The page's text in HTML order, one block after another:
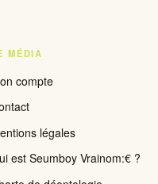
MÉDIA
compte
légales
est Seumboy Vrainom:€ ?